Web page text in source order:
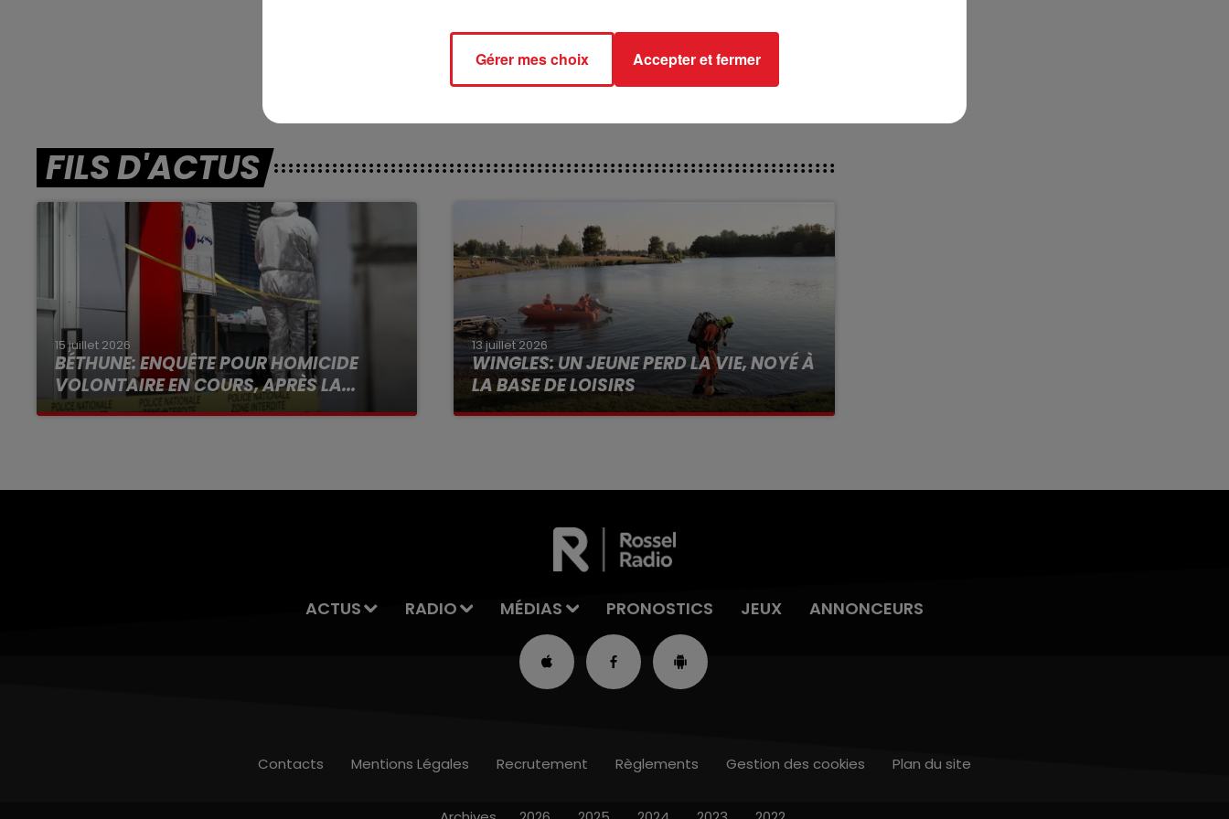
En direct des pistes :
Amiens (R4) : 101 MAONA DE WALLIS
FILS D'ACTUS
15 juillet 2026
BÉTHUNE: ENQUÊTE POUR HOMICIDE
VOLONTAIRE EN COURS, APRÈS LA...
Selon les premiers éléments, le logement
13 juillet 2026
WINGLES: UN JEUNE PERD LA VIE, NOYÉ À
LA BASE DE LOISIRS
La victime a coulé à pic
ACTUS RADIO MÉDIAS PRONOSTICS JEUX ANNONCEURS
Contacts Mentions Légales Recrutement Règlements Gestion des cookies Plan du site
Gérer mes choix Accepter et fermer